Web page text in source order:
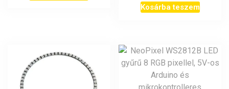
Kosárba teszem